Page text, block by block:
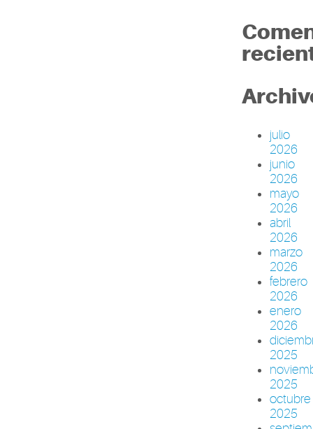
julio
2026
junio
2026
mayo
2026
abril
2026
marzo
2026
febrero
2026
enero
2026
2025
2025
octubre
2025